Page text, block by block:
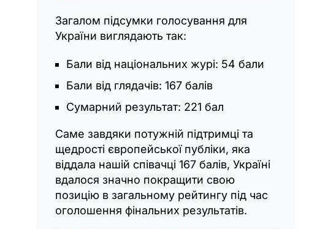
Загалом підсумки голосування для
України виглядають так:
Бали від національних журі: 54 бали
Бали від глядачів: 167 балів
Сумарний результат: 221 бал
Саме завдяки потужній підтримці та
щедрості європейської публіки, яка
віддала нашій співачці 167 балів, Україні
вдалося значно покращити свою
позицію в загальному рейтингу під час
оголошення фінальних результатів.